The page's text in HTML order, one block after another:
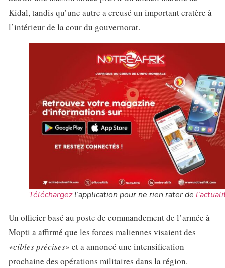
Kidal, tandis qu’une autre a creusé un important cratère à
l’intérieur de la cour du gouvernorat.
Téléchargezl’application pour ne rien rater de
Un officier basé au poste de commandement de l’armée à
Mopti a affirmé que les forces maliennes visaient des
«cibles précises» et a annoncé une intensification
prochaine des opérations militaires dans la région.